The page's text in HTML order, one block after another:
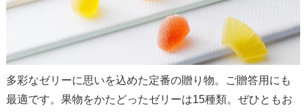
多彩なゼリーに思いを込めた定番の贈り物。ご贈答用にも
最適です。果物をかたどったゼリーは15種類。ぜひともお